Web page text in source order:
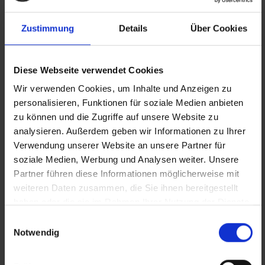
Zustimmung Details Über Cookies
Diese Webseite verwendet Cookies
Wir verwenden Cookies, um Inhalte und Anzeigen zu
personalisieren, Funktionen für soziale Medien anbieten
zu können und die Zugriffe auf unsere Website zu
analysieren. Außerdem geben wir Informationen zu Ihrer
Verwendung unserer Website an unsere Partner für
soziale Medien, Werbung und Analysen weiter. Unsere
Partner führen diese Informationen möglicherweise mit
weiteren Daten zusammen, die Sie ihnen bereitgestellt
Notwendig